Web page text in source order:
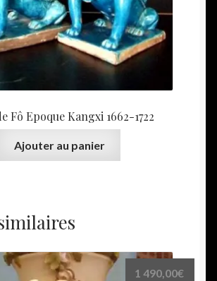
Fô Epoque Kangxi 1662-1722
Ajouter au panier
1 490,00€